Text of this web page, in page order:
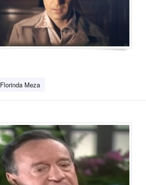
Florinda Meza